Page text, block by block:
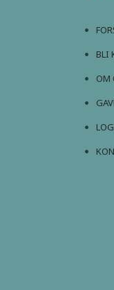
BLI
OM